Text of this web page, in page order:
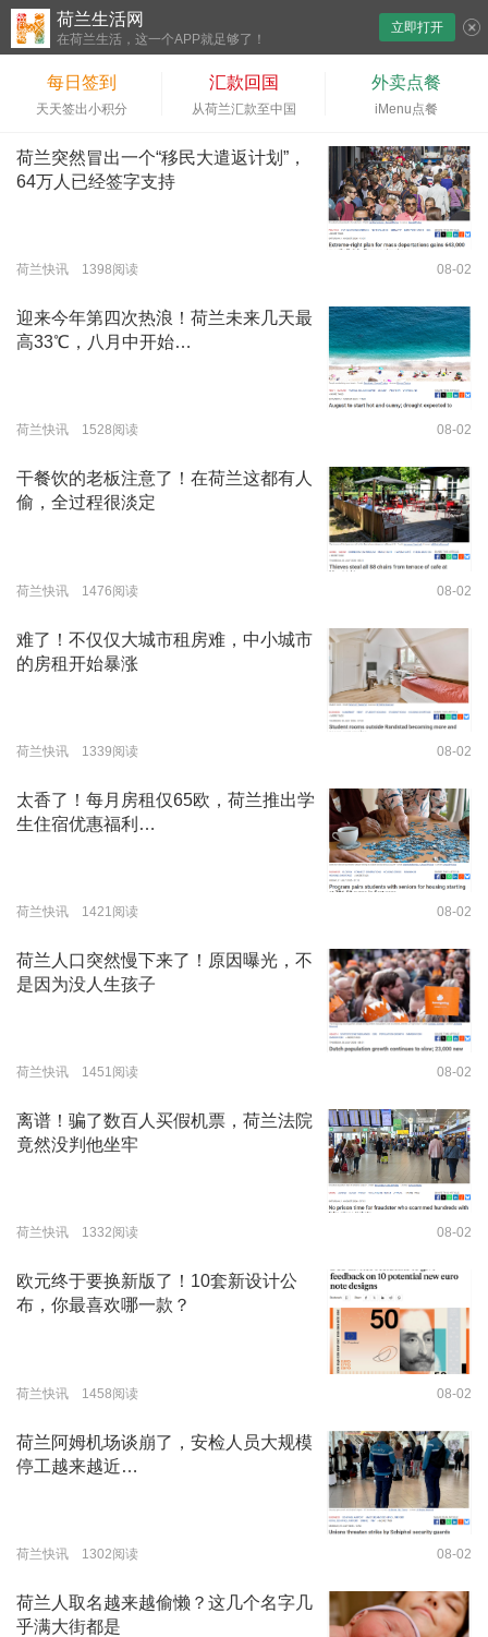
荷兰生活网
在荷兰生活，这一个APP就足够了！
立即打开
每日签到
天天签出小积分
汇款回国
从荷兰汇款至中国
外卖点餐
iMenu点餐
荷兰突然冒出一个“移民大遣返计划”，
64万人已经签字支持
荷兰快讯 1398阅读 08-02
迎来今年第四次热浪！荷兰未来几天最
高33℃，八月中开始…
荷兰快讯 1528阅读 08-02
干餐饮的老板注意了！在荷兰这都有人
偷，全过程很淡定
荷兰快讯 1476阅读 08-02
难了！不仅仅大城市租房难，中小城市
的房租开始暴涨
荷兰快讯 1339阅读 08-02
太香了！每月房租仅65欧，荷兰推出学
生住宿优惠福利…
荷兰快讯 1421阅读 08-02
荷兰人口突然慢下来了！原因曝光，不
是因为没人生孩子
荷兰快讯 1451阅读 08-02
离谱！骗了数百人买假机票，荷兰法院
竟然没判他坐牢
荷兰快讯 1332阅读 08-02
欧元终于要换新版了！10套新设计公
布，你最喜欢哪一款？
荷兰快讯 1458阅读 08-02
荷兰阿姆机场谈崩了，安检人员大规模
停工越来越近…
荷兰快讯 1302阅读 08-02
荷兰人取名越来越偷懒？这几个名字几
乎满大街都是